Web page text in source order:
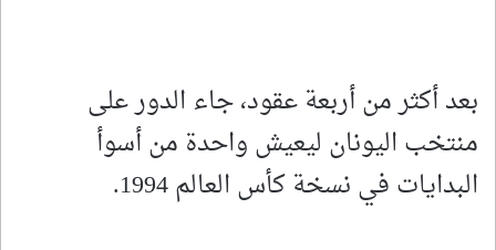
بعد أكثر من أربعة عقود، جاء الدور على
منتخب اليونان ليعيش واحدة من أسوأ
البدايات في نسخة كأس العالم 1994.